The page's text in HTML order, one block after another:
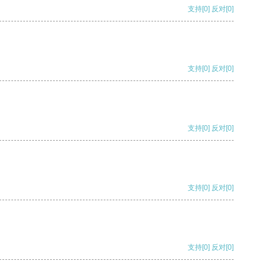
支持[0] 反对[0]
支持[0] 反对[0]
支持[0] 反对[0]
支持[0] 反对[0]
支持[0] 反对[0]